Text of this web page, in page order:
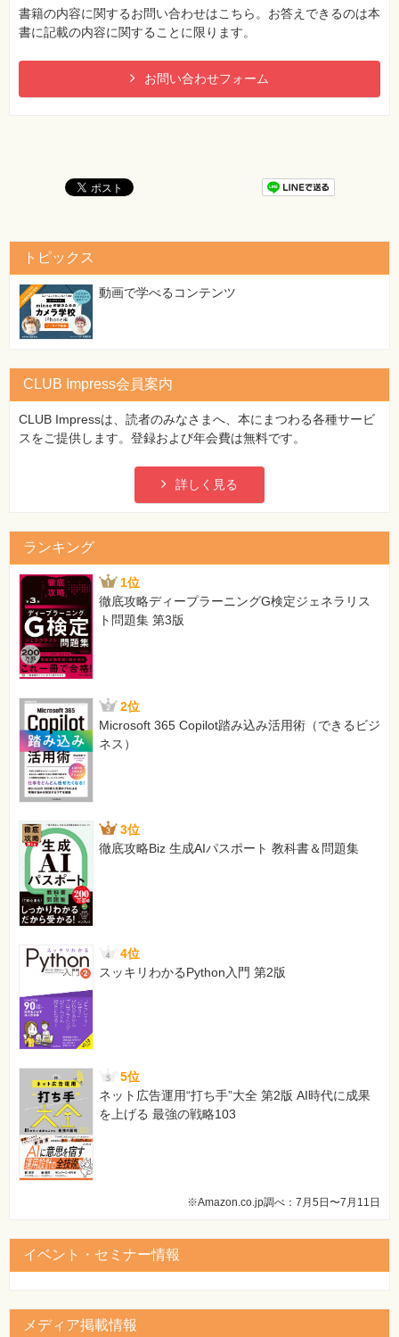
DISTINCTCOUNT
［メジャー］ダイアログボックスの［テーブル名］で「売
上テーブル」を指定のうえ、手順2の操作を行ってくださ
書籍の内容に関するお問い合わせはこちら。お答えできるのは本
書に記載の内容に関することに限ります。
お問い合わせフォーム
トピックス
動画で学べるコンテンツ
CLUB Impress会員案内
CLUB Impressは、読者のみなさまへ、本にまつわる各種サービ
スをご提供します。登録および年会費は無料です。
詳しく見る
ランキング
1位
徹底攻略ディープラーニングG検定ジェネラリス
ト問題集 第3版
2位
Microsoft 365 Copilot踏み込み活用術（できるビジ
ネス）
3位
徹底攻略Biz 生成AIパスポート 教科書＆問題集
4位
スッキリわかるPython入門 第2版
5位
ネット広告運用“打ち手”大全 第2版 AI時代に成果
を上げる 最強の戦略103
※Amazon.co.jp調べ：7月5日〜7月11日
イベント・セミナー情報
メディア掲載情報